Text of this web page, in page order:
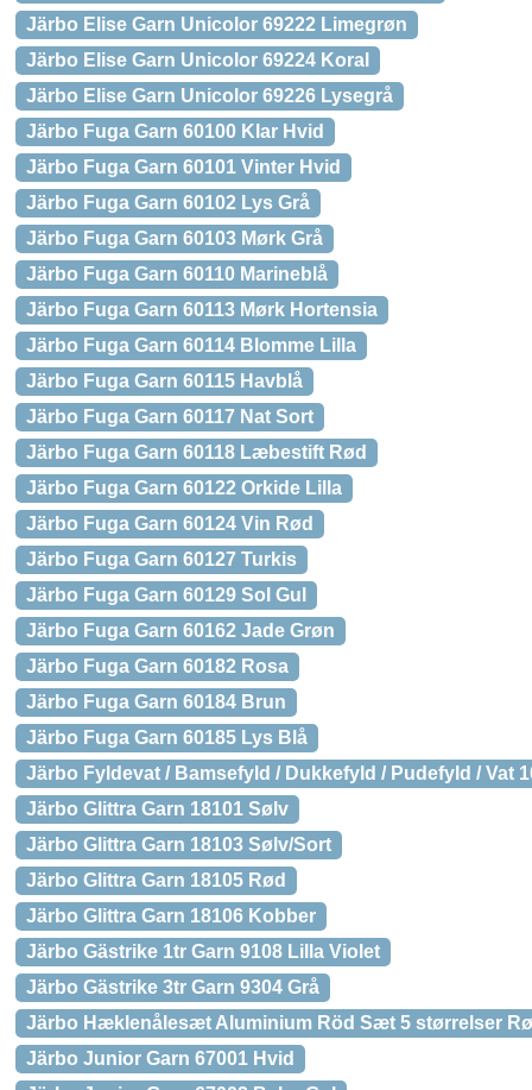
Järbo Elise Garn Unicolor 69222 Limegrøn
Järbo Elise Garn Unicolor 69224 Koral
Järbo Elise Garn Unicolor 69226 Lysegrå
Järbo Fuga Garn 60100 Klar Hvid
Järbo Fuga Garn 60101 Vinter Hvid
Järbo Fuga Garn 60102 Lys Grå
Järbo Fuga Garn 60103 Mørk Grå
Järbo Fuga Garn 60110 Marineblå
Järbo Fuga Garn 60113 Mørk Hortensia
Järbo Fuga Garn 60114 Blomme Lilla
Järbo Fuga Garn 60115 Havblå
Järbo Fuga Garn 60117 Nat Sort
Järbo Fuga Garn 60118 Læbestift Rød
Järbo Fuga Garn 60122 Orkide Lilla
Järbo Fuga Garn 60124 Vin Rød
Järbo Fuga Garn 60127 Turkis
Järbo Fuga Garn 60129 Sol Gul
Järbo Fuga Garn 60162 Jade Grøn
Järbo Fuga Garn 60182 Rosa
Järbo Fuga Garn 60184 Brun
Järbo Fuga Garn 60185 Lys Blå
Järbo Fyldevat / Bamsefyld / Dukkefyld / Pudefyld / Vat
Järbo Glittra Garn 18101 Sølv
Järbo Glittra Garn 18103 Sølv/Sort
Järbo Glittra Garn 18105 Rød
Järbo Glittra Garn 18106 Kobber
Järbo Gästrike 1tr Garn 9108 Lilla Violet
Järbo Gästrike 3tr Garn 9304 Grå
Järbo Hæklenålesæt Aluminium Röd Sæt 5 størrelser
Järbo Junior Garn 67001 Hvid